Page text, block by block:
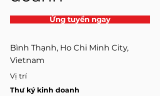
Ứng tuyển ngay
Bình Thạnh, Ho Chi Minh City,
Vietnam
Vị trí
Thư ký kinh doanh